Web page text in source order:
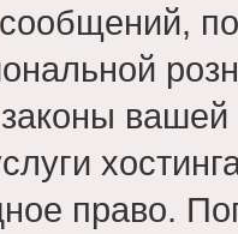
сообщений,
право.